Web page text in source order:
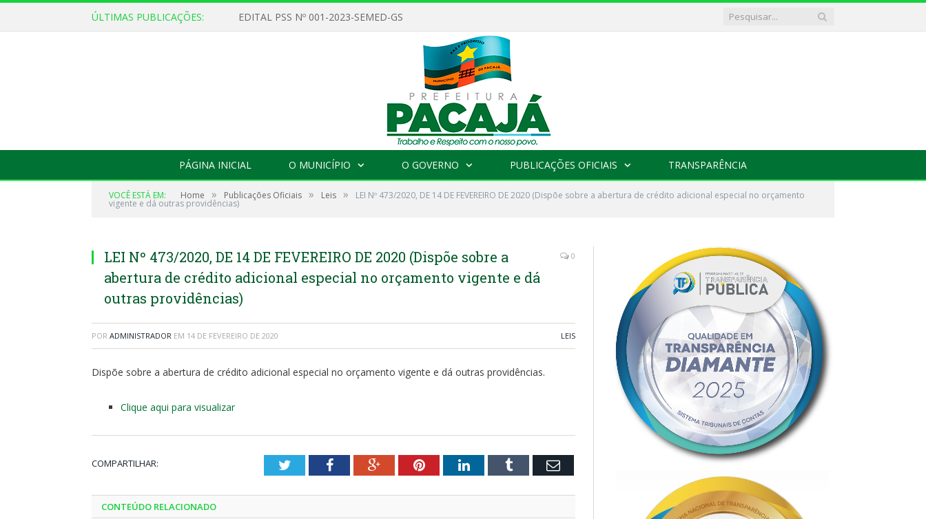
ÚLTIMAS PUBLICAÇÕES: EDITAL PSS Nº 001-2023-SEMED-GS
PÁGINA INICIAL O MUNICÍPIO O GOVERNO PUBLICAÇÕES OFICIAIS TRANSPARÊNCIA
VOCÊ ESTÁ EM: Home » Publicações Oficiais » Leis » LEI Nº 473/2020, DE 14 DE FEVEREIRO DE 2020 (Dispõe sobre a abertura de crédito adicional especial no orçamento
vigente e dá outras providências)
LEI Nº 473/2020, DE 14 DE FEVEREIRO DE 2020 (Dispõe sobre a
abertura de crédito adicional especial no orçamento vigente e dá
outras providências)
0
POR ADMINISTRADOR EM 14 DE FEVEREIRO DE 2020 LEIS
Dispõe sobre a abertura de crédito adicional especial no orçamento vigente e dá outras providências.
Clique aqui para visualizar
COMPARTILHAR: TwitterFacebookGoogle+PinterestLinkedInTumblr Email
CONTEÚDO RELACIONADO